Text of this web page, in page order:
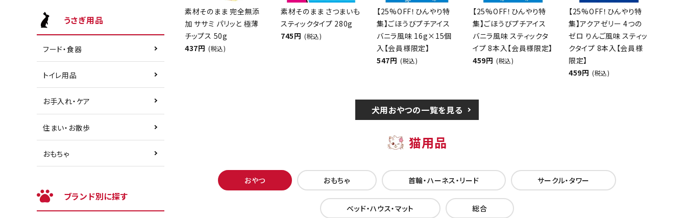
うさぎ用品
フード・食器
トイレ用品
お手入れ・ケア
住まい・お散歩
おもちゃ
ブランド別に探す
素材そのまま 完全無添
加 ササミ パリッと 極薄
チップス 50g
437円 (税込)
素材そのまま さつまいも
スティックタイプ 280g
745円 (税込)
【25%OFF！ひんやり特
集】ごほうびプチアイス
バニラ風味 16g×15個
入【会員様限定】
547円 (税込)
【25%OFF！ひんやり特
集】ごほうびプチアイス
バニラ風味 スティックタ
イプ 8本入【会員様限定】
459円 (税込)
【25%OFF！ひんやり特
集】アクアゼリー 4つの
ゼロ りんご風味 スティッ
クタイプ 8本入【会員様
限定】
459円 (税込)
犬用おやつの一覧を見る
猫用品
おやつ おもちゃ 首輪・ハーネス・リード サークル・タワー
ベッド・ハウス・マット 総合